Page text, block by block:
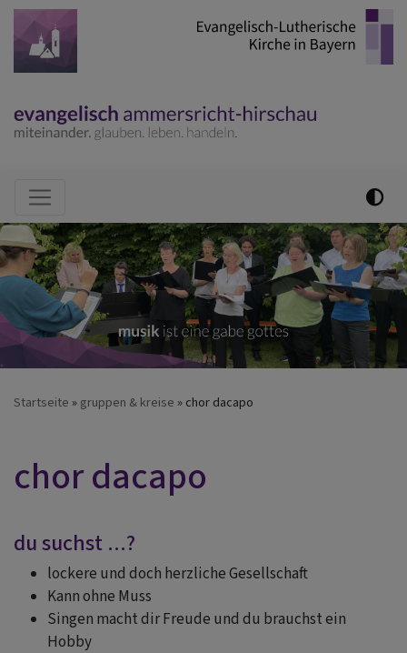
Direkt
zum
Inhalt
Hauptnavigation
Startseite gruppen & kreise chor dacapo
chor dacapo
du suchst ...?
lockere und doch herzliche Gesellschaft
Kann ohne Muss
Singen macht dir Freude und du brauchst ein
Hobby